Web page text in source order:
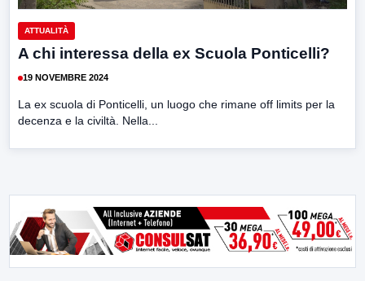
ATTUALITÀ
A chi interessa della ex Scuola Ponticelli?
19 NOVEMBRE 2024
La ex scuola di Ponticelli, un luogo che rimane off limits per la
decenza e la civiltà. Nella...